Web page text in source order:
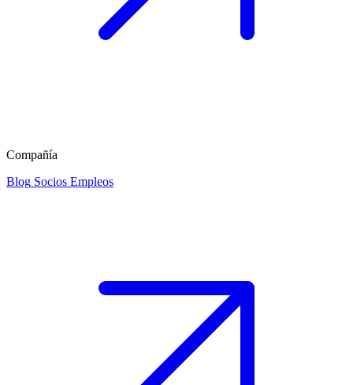
Compañía
Blog Socios Empleos